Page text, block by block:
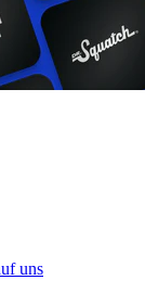
uns